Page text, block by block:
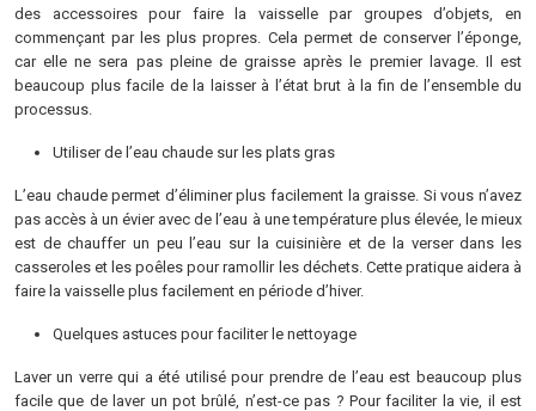
des accessoires pour faire la vaisselle par groupes d’objets, en
commençant par les plus propres. Cela permet de conserver l’éponge,
car elle ne sera pas pleine de graisse après le premier lavage. Il est
beaucoup plus facile de la laisser à l’état brut à la fin de l’ensemble du
processus.
Utiliser de l’eau chaude sur les plats gras
L’eau chaude permet d’éliminer plus facilement la graisse. Si vous n’avez
pas accès à un évier avec de l’eau à une température plus élevée, le mieux
est de chauffer un peu l’eau sur la cuisinière et de la verser dans les
casseroles et les poêles pour ramollir les déchets. Cette pratique aidera à
faire la vaisselle plus facilement en période d’hiver.
Quelques astuces pour faciliter le nettoyage
Laver un verre qui a été utilisé pour prendre de l’eau est beaucoup plus
facile que de laver un pot brûlé, n’est-ce pas ? Pour faciliter la vie, il est